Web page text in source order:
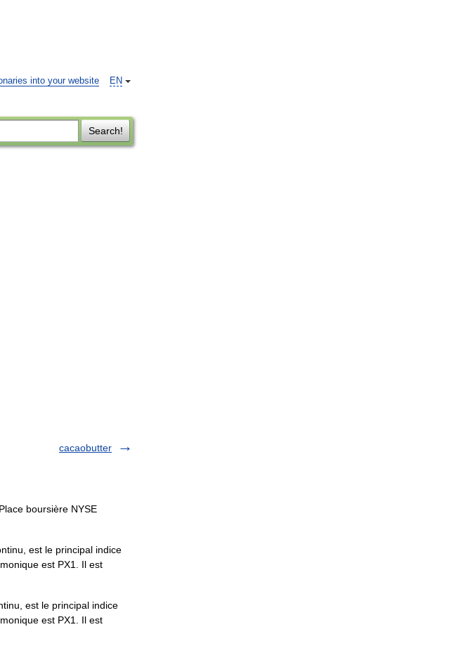
EN
into your website
Search!
cacaobutter
boursière NYSE
est le principal indice
est PX1. Il est
est le principal indice
est PX1. Il est